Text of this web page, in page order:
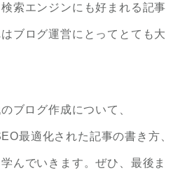
索エンジンにも好まれる記事
ブログ運営にとってとても大
ブログ作成について、
最適化された記事の書き方、
んでいきます。ぜひ、最後ま